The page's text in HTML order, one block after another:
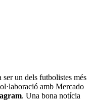
un dels futbolistes més
amb Mercado
. Una bona notícia